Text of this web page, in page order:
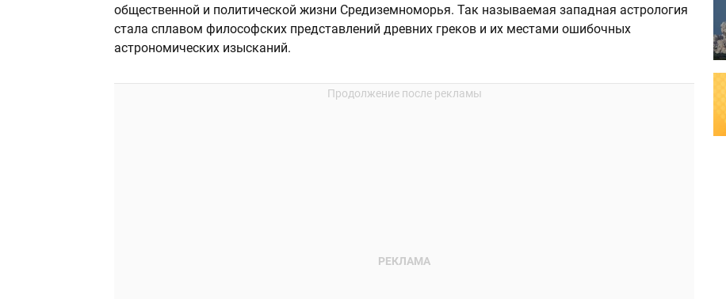
общественной и политической жизни Средиземноморья. Так называемая западная астрология
стала сплавом философских представлений древних греков и их местами ошибочных
астрономических изысканий.